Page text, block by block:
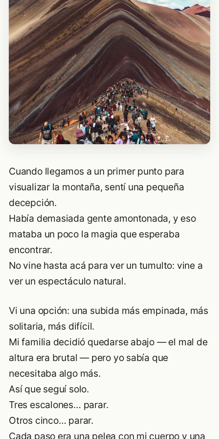
Cuando llegamos a un primer punto para
visualizar la montaña, sentí una pequeña
decepción.
Había demasiada gente amontonada, y eso
mataba un poco la magia que esperaba
encontrar.
No vine hasta acá para ver un tumulto: vine a
ver un espectáculo natural.
Vi una opción: una subida más empinada, más
solitaria, más difícil.
Mi familia decidió quedarse abajo — el mal de
altura era brutal — pero yo sabía que
necesitaba algo más.
Así que seguí solo.
Tres escalones… parar.
Otros cinco… parar.
Cada paso era una pelea con mi cuerpo y una